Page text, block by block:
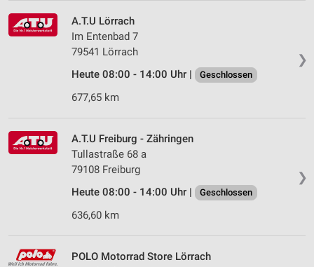
❯
A.T.U Lörrach
Im Entenbad 7
79541 Lörrach
Heute 08:00 - 14:00 Uhr |
Geschlossen
677,65 km
❯
A.T.U Freiburg - Zähringen
Tullastraße 68 a
79108 Freiburg
Heute 08:00 - 14:00 Uhr |
Geschlossen
636,60 km
POLO Motorrad Store Lörrach